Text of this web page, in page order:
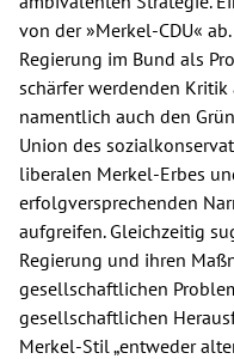
von der »Merkel-CDU«
Regierung im Bund als
schärfer werdenden
namentlich auch den
Union des
liberalen Merkel-Erbes
erfolgversprechenden
aufgreifen. Gleichzeitig
Regierung und ihren
gesellschaftlichen
gesellschaftlichen
Merkel-Stil „entweder